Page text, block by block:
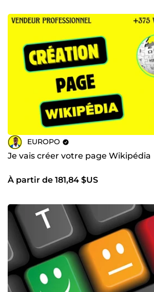
EUROPO
Je vais créer votre page Wikipédia
À partir de 181,84 $US